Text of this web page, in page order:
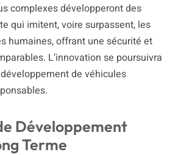
complexes développeront des
qui imitent, voire surpassent, les
humaines, offrant une sécurité et
L’innovation se poursuivra
de véhicules
Développement
Terme